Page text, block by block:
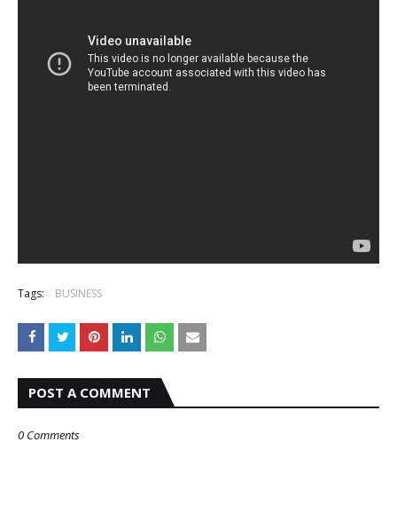
Tags: BUSINESS
POST A COMMENT
0 Comments